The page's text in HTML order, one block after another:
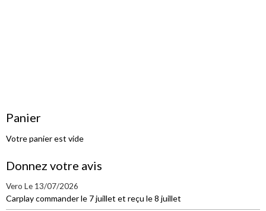
Panier
Votre panier est vide
Donnez votre avis
Vero Le 13/07/2026
Carplay commander le 7 juillet et reçu le 8 juillet